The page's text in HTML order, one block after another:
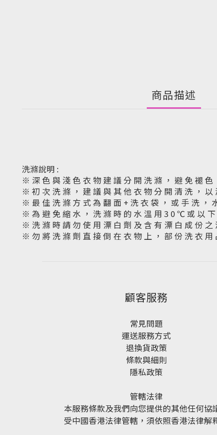
商品描述
洗滌說明 :
※ 深 色 與 淺 色 衣 物 建 議 分 開 洗 滌 ， 避 免 褪 色
※ 初 次 洗 滌 ， 建 議 與 其 他 衣 物 分 開 清 洗 ， 以
※ 最 佳 洗 滌 方 式 為 翻 面 + 洗 衣 袋 ， 或 手 洗 ，
※ 為 避 免 縮 水 ， 洗 滌 時 的 水 溫 用 3 0 ℃ 或 以
※ 洗 滌 時 請 勿 使 用 漂 白 劑 及 含 有 漂 白 成 份
※ 勿 將 洗 滌 劑 直 接 倒 在 衣 物 上 ， 部 份 洗 衣
顧客服務
常見問題
運送服務方式
退換貨政策
條款與細則
隱私政策
管轄法律
本服務條款及我們向您提供的其他任何協
受中國香港法律管轄，須依照香港法律解